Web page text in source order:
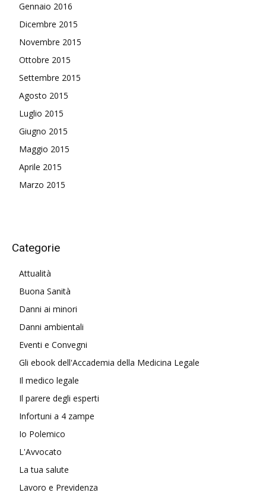
Gennaio 2016
Dicembre 2015
Novembre 2015
Ottobre 2015
Settembre 2015
Agosto 2015
Luglio 2015
Giugno 2015
Maggio 2015
Aprile 2015
Marzo 2015
Categorie
Attualità
Buona Sanità
Danni ai minori
Danni ambientali
Eventi e Convegni
Gli ebook dell'Accademia della Medicina Legale
Il medico legale
Il parere degli esperti
Infortuni a 4 zampe
Io Polemico
L'Avvocato
La tua salute
Lavoro e Previdenza